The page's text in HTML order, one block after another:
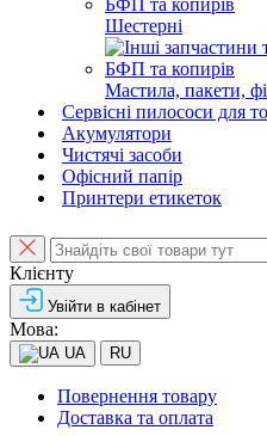
Шестерні
Мастила, пакети,
Сервісні пилососи для
Акумулятори
Чистячі засоби
Офісний папір
Принтери етикеток
Клієнту
Увійти в кабінет
Мова:
UA RU
Повернення товару
Доставка та оплата